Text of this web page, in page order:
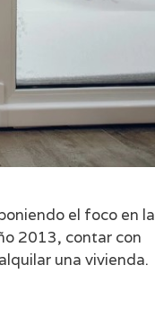
el foco en la
2013, contar con
una vivienda.